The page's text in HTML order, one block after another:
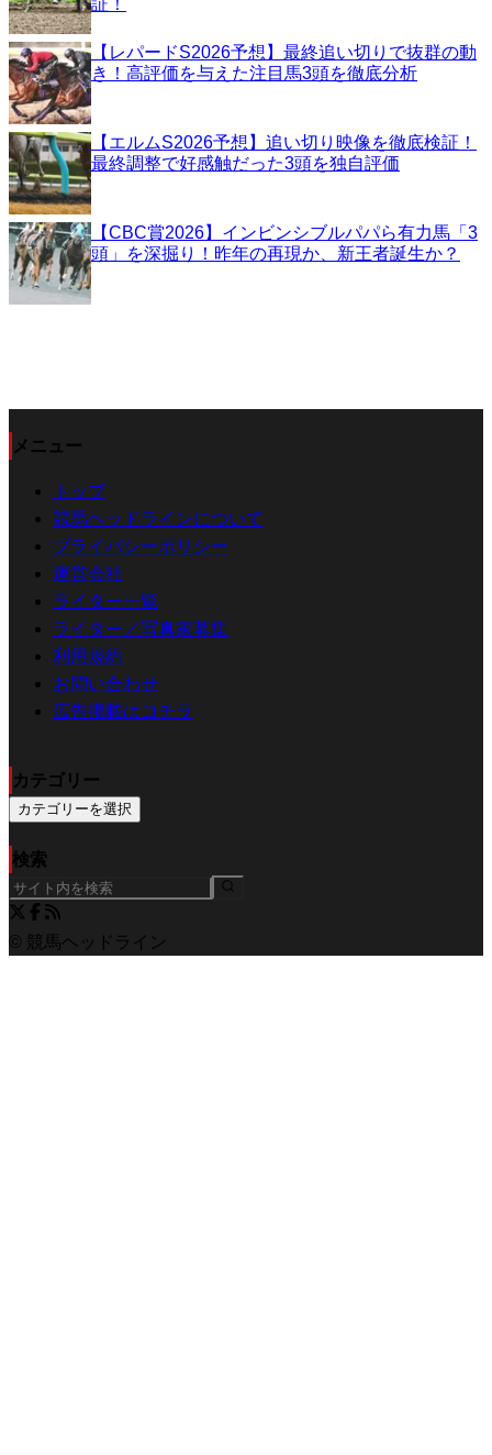
証！
【レパードS2026予想】最終追い切りで抜群の動
き！高評価を与えた注目馬3頭を徹底分析
【エルムS2026予想】追い切り映像を徹底検証！
最終調整で好感触だった3頭を独自評価
【CBC賞2026】インビンシブルパパら有力馬「3
頭」を深掘り！昨年の再現か、新王者誕生か？
メニュー
トップ
競馬ヘッドラインについて
プライバシーポリシー
運営会社
ライター一覧
ライター／写真家募集
利用規約
お問い合わせ
広告掲載はコチラ
カテゴリー
カテゴリーを選択
検索
© 競馬ヘッドライン